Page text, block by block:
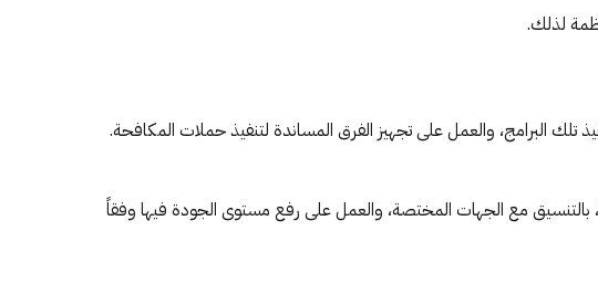
لذلك.
تلك البرامج، والعمل على تجهيز الفرق المساندة لتنفيذ حملات المكافحة.
بالتنسيق مع الجهات المختصة، والعمل على رفع مستوى الجودة فيها وفقاً